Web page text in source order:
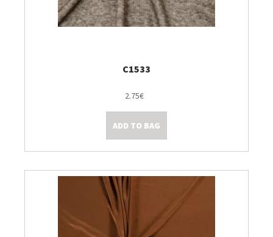
C1533
2.75€
ADD TO BAG